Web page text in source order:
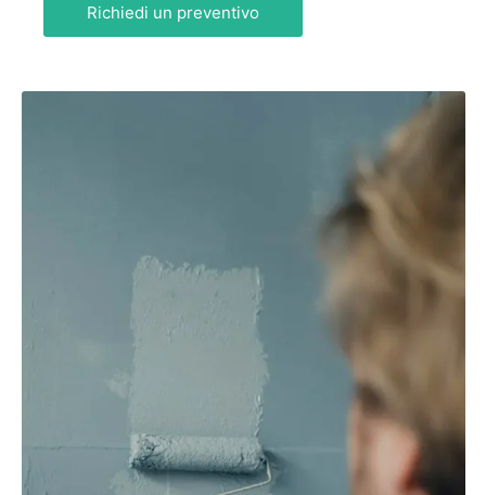
Richiedi un preventivo